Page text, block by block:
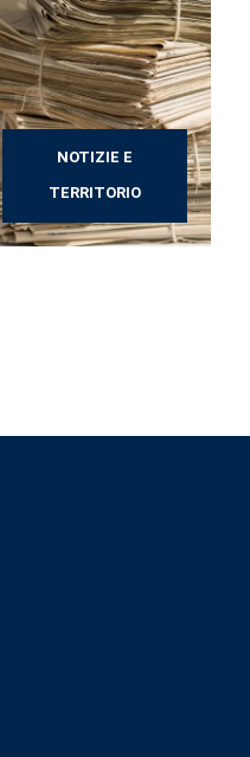
NOTIZIE E
TERRITORIO